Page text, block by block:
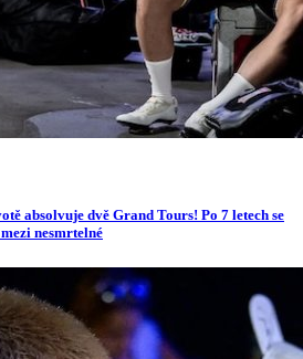
absolvuje dvě Grand Tours! Po 7 letech se
nesmrtelné